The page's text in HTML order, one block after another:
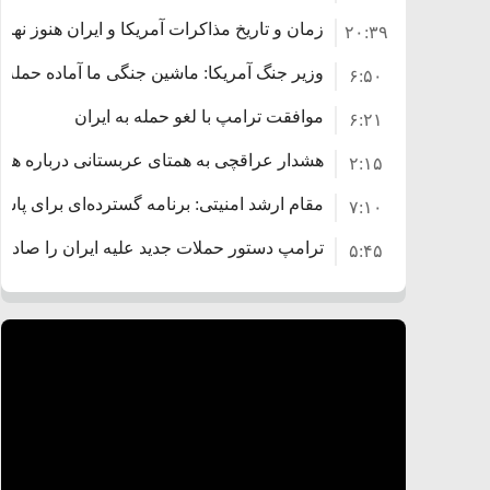
زمان و تاریخ مذاکرات آمریکا و ایران هنوز ۲۰:۳۹
وزیر جنگ آمریکا: ماشین جنگی ما آماده حمله ۶:۵۰
موافقت ترامپ با لغو حمله به ایران ۶:۲۱
هشدار عراقچی به همتای عربستانی درباره ۲:۱۵
مقام ارشد امنیتی: برنامه گسترده‌ای برای پاسخ ۷:۱۰
ترامپ دستور حملات جدید علیه ایران را صادر ۵:۴۵
سپاه: دو نفتکش متخلف مورد اصابت قرار ۱۲:۵۹